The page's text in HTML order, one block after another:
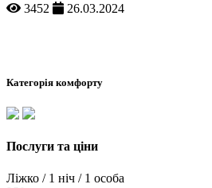
3452
26.03.2024
Категорія комфорту
Послуги та ціни
Ліжко / 1 ніч / 1 особа